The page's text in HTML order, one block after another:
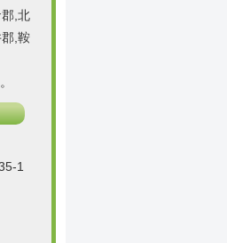
,北
,鞍
1